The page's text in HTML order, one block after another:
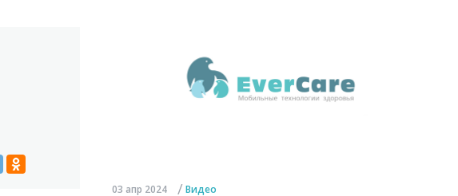
03 апр 2024 / Видео